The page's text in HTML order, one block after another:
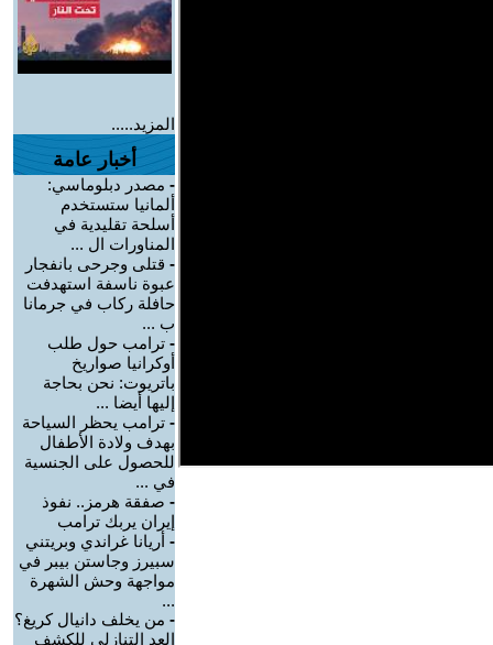
المزيد.....
أخبار عامة
- مصدر دبلوماسي:
ألمانيا ستستخدم
أسلحة تقليدية في
المناورات ال ...
- قتلى وجرحى بانفجار
عبوة ناسفة استهدفت
حافلة ركاب في جرمانا
ب ...
- ترامب حول طلب
أوكرانيا صواريخ
باتريوت: نحن بحاجة
إليها أيضا ...
- ترامب يحظر السياحة
بهدف ولادة الأطفال
للحصول على الجنسية
في ...
- صفقة هرمز.. نفوذ
إيران يربك ترامب
- أريانا غراندي وبريتني
سبيرز وجاستن بيبر في
مواجهة وحش الشهرة
...
- من يخلف دانيال كريغ؟
العد التنازلي للكشف